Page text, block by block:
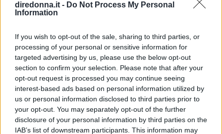
diredonna.it - Do Not Process My Personal
Information
If you wish to opt-out of the sale, sharing to third parties, or
processing of your personal or sensitive information for
targeted advertising by us, please use the below opt-out
section to confirm your selection. Please note that after your
opt-out request is processed you may continue seeing
interest-based ads based on personal information utilized by
us or personal information disclosed to third parties prior to
your opt-out. You may separately opt-out of the further
disclosure of your personal information by third parties on the
IAB’s list of downstream participants. This information may